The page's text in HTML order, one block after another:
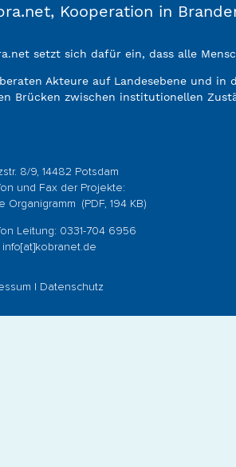
Kooperation in
setzt sich dafür ein, dass alle
Akteure auf Landesebene und in
Brücken zwischen institutionellen
8/9, 14482 Potsdam
und Fax der Projekte:
Organigramm (PDF, 194 KB)
Leitung: 0331-704 6956
info[at]kobranet.de
| Datenschutz